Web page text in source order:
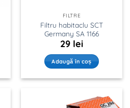
FILTRE
Filtru habitaclu SCT
Germany SA 1166
29 lei
Adaugă în coș